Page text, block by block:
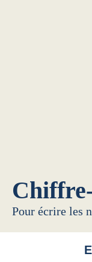
Pour écrire les